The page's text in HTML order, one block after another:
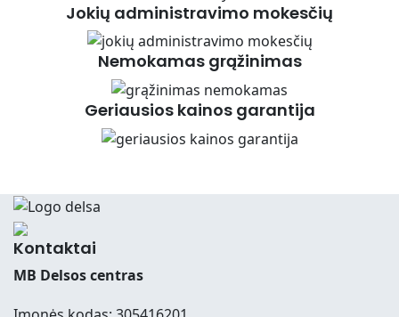
Jokių administravimo mokesčių
Nemokamas grąžinimas
Geriausios kainos garantija
Kontaktai
MB Delsos centras